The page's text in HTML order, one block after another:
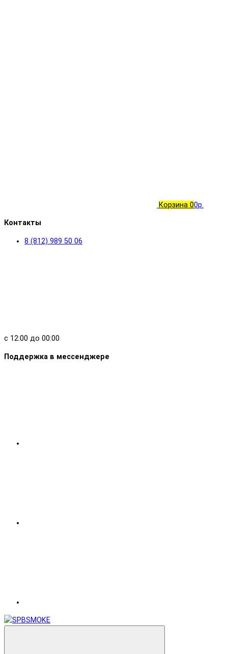
Корзина 00р.
Контакты
8 (812) 989 50 06
с 12:00 до 00:00
Поддержка в мессенджере